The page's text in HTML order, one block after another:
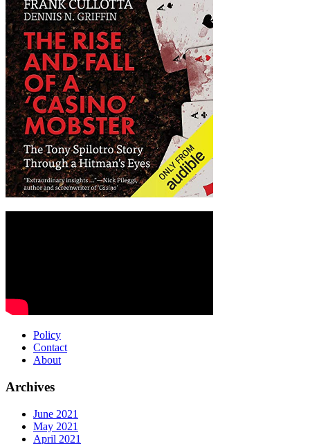
Policy
Contact
About
Archives
June 2021
May 2021
April 2021